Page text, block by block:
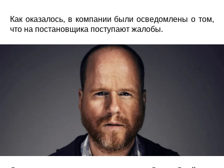
Как оказалось, в компании были осведомлены о том,
что на постановщика поступают жалобы.